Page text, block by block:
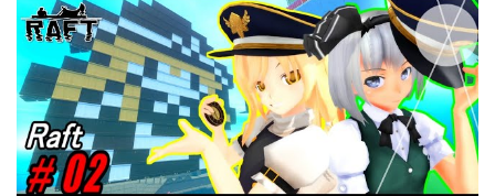
------------------------------------
■使用素材一覧
【BGM】
・魔王魂 様
http://maoudamashii.jokersounds.com/
・NoCopyrightSounds 様
https://www.youtube.com/channel/UC_aEa8K-EOJ3D6gOs7HcyNg
・mus mus 様
【Beat Saber】
https://www.youtube.com/playlist?
list=PL9WHkLDDeCHkLlfDlrUnvjlPPCRcE73DI
【単発リスト】
https://www.youtube.com/playlist?
list=PL9WHkLDDeCHk6Le7x0ds1aLkPPjf6OsTv
【ジグルの息抜き】
【生放送】アーカイブ
https://www.youtube.com/playlist?
list=PL9WHkLDDeCHneFkJDDdRjmXatHzGkATOE
【DEAD BY DAYLIGHT】
https://www.youtube.com/playlist?
list=PL9WHkLDDeCHmvVnq73Pcum8_ibX6kTpFl
【Friday the 13th The Game】